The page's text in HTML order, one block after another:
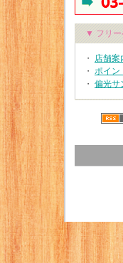
▼ フリー
・ 店舗案
・ ポイン
・ 偏光サ